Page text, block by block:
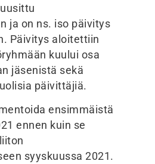
ja on ns. iso päivitys
Päivitys aloitettiin
kuului osa
jäsenistä sekä
päivittäjiä.
ensimmäistä
ennen kuin se
syyskuussa 2021.